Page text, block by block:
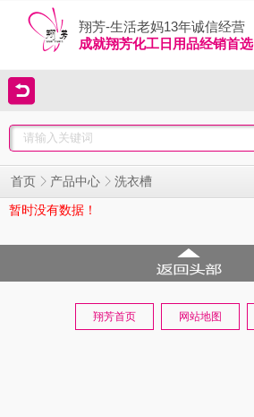
翔芳-生活老妈13年诚信经营
成就翔芳化工日用品经销首选
首页 产品中心 洗衣槽
暂时没有数据！
翔芳首页 网站地图